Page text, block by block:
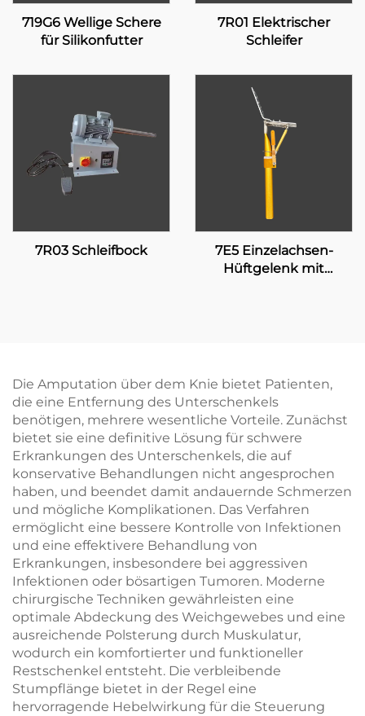
719G6 Wellige Schere
für Silikonfutter
7R01 Elektrischer
Schleifer
7R03 Schleifbock
7E5 Einzelachsen-
Hüftgelenk mit
Die Amputation über dem Knie bietet Patienten,
die eine Entfernung des Unterschenkels
benötigen, mehrere wesentliche Vorteile. Zunächst
bietet sie eine definitive Lösung für schwere
Erkrankungen des Unterschenkels, die auf
konservative Behandlungen nicht angesprochen
haben, und beendet damit andauernde Schmerzen
und mögliche Komplikationen. Das Verfahren
ermöglicht eine bessere Kontrolle von Infektionen
und eine effektivere Behandlung von
Erkrankungen, insbesondere bei aggressiven
Infektionen oder bösartigen Tumoren. Moderne
chirurgische Techniken gewährleisten eine
optimale Abdeckung des Weichgewebes und eine
ausreichende Polsterung durch Muskulatur,
wodurch ein komfortierter und funktioneller
Restschenkel entsteht. Die verbleibende
Stumpflänge bietet in der Regel eine
hervorragende Hebelwirkung für die Steuerung